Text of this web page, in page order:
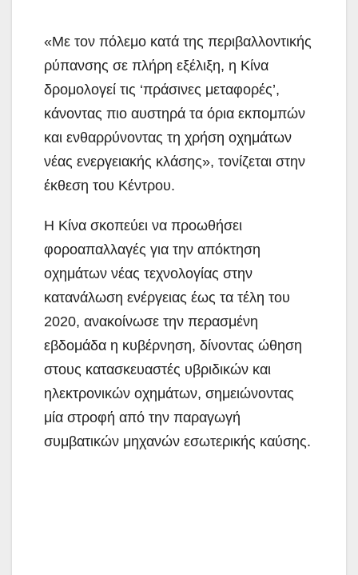
«Με τον πόλεμο κατά της περιβαλλοντικής
ρύπανσης σε πλήρη εξέλιξη, η Κίνα
δρομολογεί τις ‘πράσινες μεταφορές’,
κάνοντας πιο αυστηρά τα όρια εκπομπών
και ενθαρρύνοντας τη χρήση οχημάτων
νέας ενεργειακής κλάσης», τονίζεται στην
έκθεση του Κέντρου.
Η Κίνα σκοπεύει να προωθήσει
φοροαπαλλαγές για την απόκτηση
οχημάτων νέας τεχνολογίας στην
κατανάλωση ενέργειας έως τα τέλη του
2020, ανακοίνωσε την περασμένη
εβδομάδα η κυβέρνηση, δίνοντας ώθηση
στους κατασκευαστές υβριδικών και
ηλεκτρονικών οχημάτων, σημειώνοντας
μία στροφή από την παραγωγή
συμβατικών μηχανών εσωτερικής καύσης.